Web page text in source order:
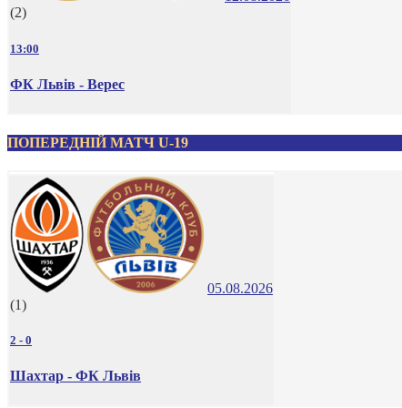
(2)
13:00
ФК Львів - Верес
ПОПЕРЕДНІЙ МАТЧ U-19
05.08.2026
(1)
2 - 0
Шахтар - ФК Львів